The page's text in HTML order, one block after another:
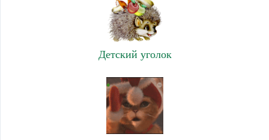
Детский уголок